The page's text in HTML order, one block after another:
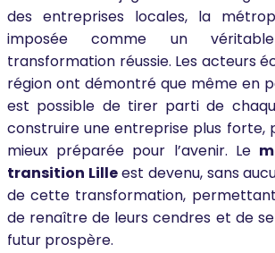
des entreprises locales, la
imposée comme un
transformation réussie. Les acteurs
région ont démontré que même en
est possible de tirer parti de
construire une entreprise plus forte,
mieux préparée pour l’avenir. Le
transition Lilleest devenu, sans
de cette transformation,
de renaître de leurs cendres et de
futur prospère.